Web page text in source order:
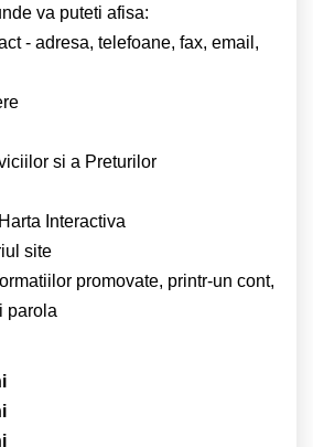
va puteti afisa:
- adresa, telefoane, fax, email,
si a Preturilor
Interactiva
site
promovate, printr-un cont,
parola